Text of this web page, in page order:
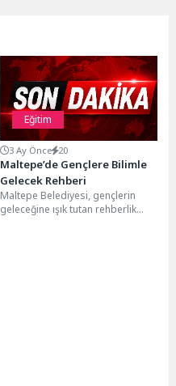
Eğitim
3 Ay Önce 20
Maltepe’de Gençlere Bilimle
Gelecek Rehberi
Maltepe Belediyesi, gençlerin
geleceğine ışık tutan rehberlik